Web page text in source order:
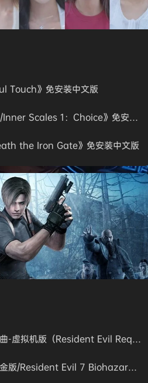
Touch》免安装中文版
《天平游戏1:抉择/Inner Scales 1：Choice》免安装中文版
the Iron Gate》免安装中文版
生化危机9：安魂曲-虚拟机版（Resident Evil Requiem HYPERVISOR）免安装中文版
《生化危机7：黄金版/Resident Evil 7 Biohazard》免安装中文版